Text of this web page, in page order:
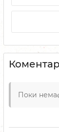
Поки немає